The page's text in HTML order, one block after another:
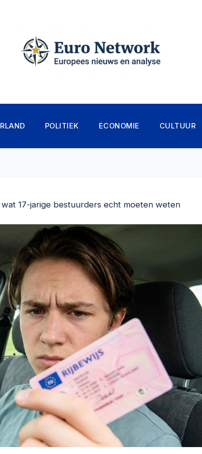
POLITIEK ECONOMIE CULTUUR
17-jarige bestuurders echt moeten weten